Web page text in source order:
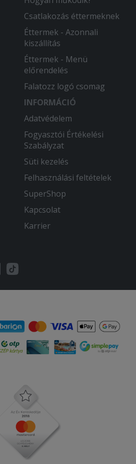
Csatlakozás éttermeknek
Éttermek - Azonnali
kiszállítás
Éttermek - Menü
előrendelés
Falatozz logó csomag
INFORMÁCIÓ
Adatvédelem
Fogyasztói Értékelési
Szabályzat
Süti kezelés
Felhasználási feltételek
SuperShop
Kapcsolat
Karrier